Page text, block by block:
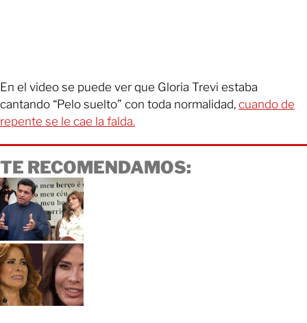
En el video se puede ver que Gloria Trevi estaba
cantando “Pelo suelto” con toda normalidad, cuando de
repente se le cae la falda.
TE RECOMENDAMOS: